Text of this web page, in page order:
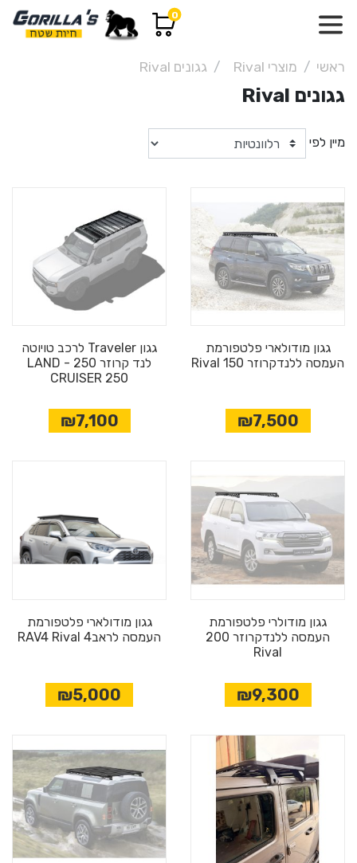
0
ראשי מוצרי Rival גגונים Rival
גגונים Rival
מיין לפי
גגון מודולארי פלטפורמת
העמסה ללנדקרוזר 150 Rival
₪7,500
גגון Traveler לרכב טויוטה
לנד קרוזר 250 - LAND
CRUISER 250
₪7,100
גגון מודולרי פלטפורמת
העמסה ללנדקרוזר 200
Rival
₪9,300
גגון מודולארי פלטפורמת
העמסה לראב4 RAV4 Rival
₪5,000